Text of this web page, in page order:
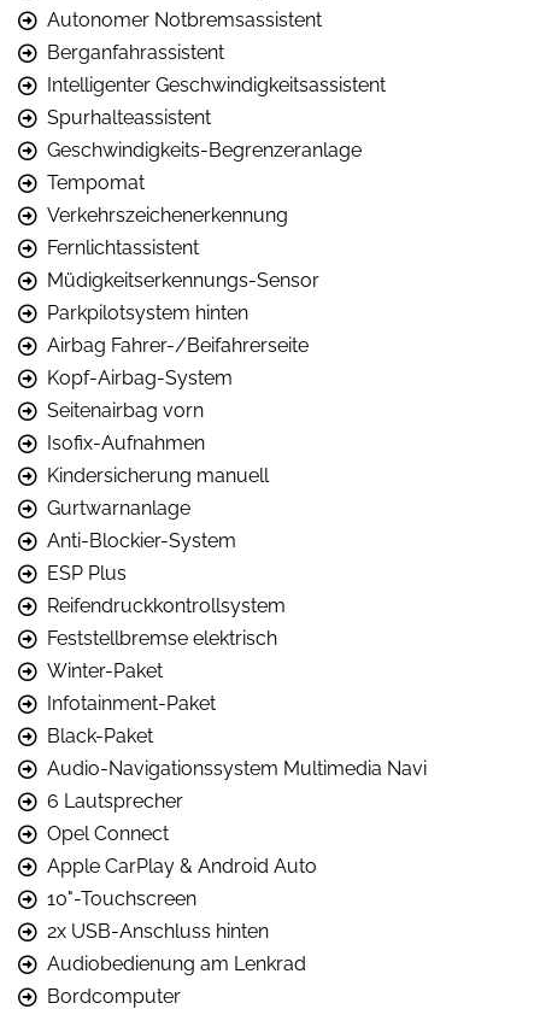
Autonomer Notbremsassistent
Berganfahrassistent
Intelligenter Geschwindigkeitsassistent
Spurhalteassistent
Geschwindigkeits-Begrenzeranlage
Tempomat
Verkehrszeichenerkennung
Fernlichtassistent
Müdigkeitserkennungs-Sensor
Parkpilotsystem hinten
Airbag Fahrer-/Beifahrerseite
Kopf-Airbag-System
Seitenairbag vorn
Isofix-Aufnahmen
Kindersicherung manuell
Gurtwarnanlage
Anti-Blockier-System
ESP Plus
Reifendruckkontrollsystem
Feststellbremse elektrisch
Winter-Paket
Infotainment-Paket
Black-Paket
Audio-Navigationssystem Multimedia Navi
6 Lautsprecher
Opel Connect
Apple CarPlay & Android Auto
10"-Touchscreen
2x USB-Anschluss hinten
Audiobedienung am Lenkrad
Bordcomputer